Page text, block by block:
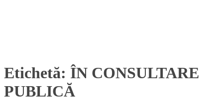
Etichetă: ÎN CONSULTARE
PUBLICĂ